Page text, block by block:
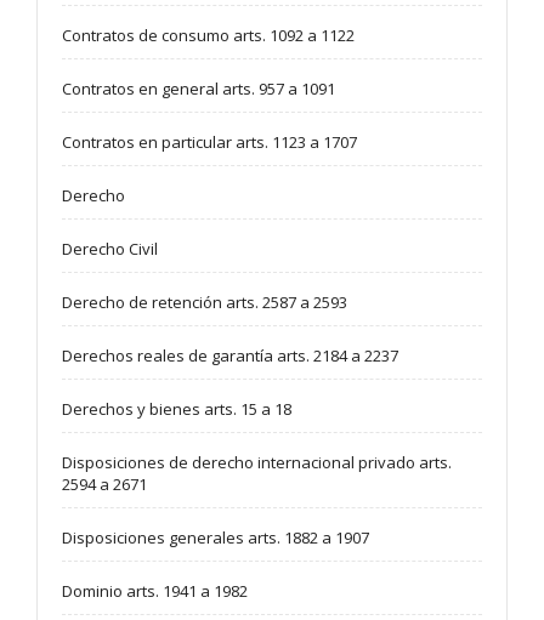
Contratos de consumo arts. 1092 a 1122
Contratos en general arts. 957 a 1091
Contratos en particular arts. 1123 a 1707
Derecho
Derecho Civil
Derecho de retención arts. 2587 a 2593
Derechos reales de garantía arts. 2184 a 2237
Derechos y bienes arts. 15 a 18
Disposiciones de derecho internacional privado arts.
2594 a 2671
Disposiciones generales arts. 1882 a 1907
Dominio arts. 1941 a 1982